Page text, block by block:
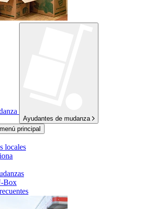
Ayudantes de mudanza
principal
locales
Box